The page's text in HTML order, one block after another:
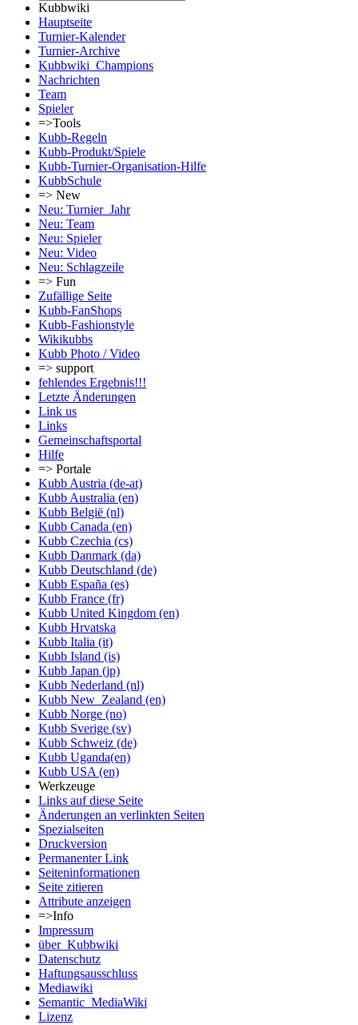
Kubbwiki
Hauptseite
Turnier-Kalender
Turnier-Archive
Kubbwiki_Champions
Nachrichten
Team
Spieler
=>Tools
Kubb-Regeln
Kubb-Produkt/Spiele
Kubb-Turnier-Organisation-Hilfe
KubbSchule
=> New
Neu: Turnier_Jahr
Neu: Team
Neu: Spieler
Neu: Video
Neu: Schlagzeile
=> Fun
Zufällige Seite
Kubb-FanShops
Kubb-Fashionstyle
Wikikubbs
Kubb Photo / Video
=> support
fehlendes Ergebnis!!!
Letzte Änderungen
Link us
Links
Gemeinschafts­portal
Hilfe
=> Portale
Kubb Austria (de-at)
Kubb Australia (en)
Kubb België (nl)
Kubb Canada (en)
Kubb Czechia (cs)
Kubb Danmark (da)
Kubb Deutschland (de)
Kubb España (es)
Kubb France (fr)
Kubb United Kingdom (en)
Kubb Hrvatska
Kubb Italia (it)
Kubb Island (is)
Kubb Japan (jp)
Kubb Nederland (nl)
Kubb New_Zealand (en)
Kubb Norge (no)
Kubb Sverige (sv)
Kubb Schweiz (de)
Kubb Uganda(en)
Kubb USA (en)
Werkzeuge
Links auf diese Seite
Änderungen an verlinkten Seiten
Spezialseiten
Druckversion
Permanenter Link
Seiten­informationen
Seite zitieren
Attribute anzeigen
=>Info
Impressum
über_Kubbwiki
Datenschutz
Haftungsausschluss
Mediawiki
Semantic_MediaWiki
Lizenz